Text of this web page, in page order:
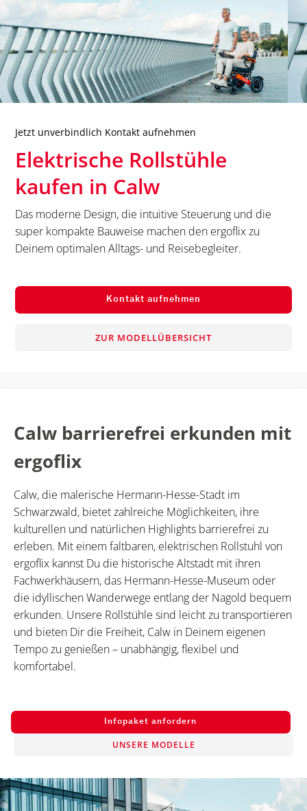
Jetzt unverbindlich Kontakt aufnehmen
Elektrische Rollstühle
kaufen in Calw
Das moderne Design, die intuitive Steuerung und die
super kompakte Bauweise machen den ergoflix zu
Deinem optimalen Alltags- und Reisebegleiter.
Kontakt aufnehmen
ZUR MODELLÜBERSICHT
Calw barrierefrei erkunden mit
ergoflix
Calw, die malerische Hermann-Hesse-Stadt im
Schwarzwald, bietet zahlreiche Möglichkeiten, ihre
kulturellen und natürlichen Highlights barrierefrei zu
erleben. Mit einem faltbaren, elektrischen Rollstuhl von
ergoflix kannst Du die historische Altstadt mit ihren
Fachwerkhäusern, das Hermann-Hesse-Museum oder
die idyllischen Wanderwege entlang der Nagold bequem
erkunden. Unsere Rollstühle sind leicht zu transportieren
und bieten Dir die Freiheit, Calw in Deinem eigenen
Tempo zu genießen – unabhängig, flexibel und
komfortabel.
Infopaket anfordern
UNSERE MODELLE